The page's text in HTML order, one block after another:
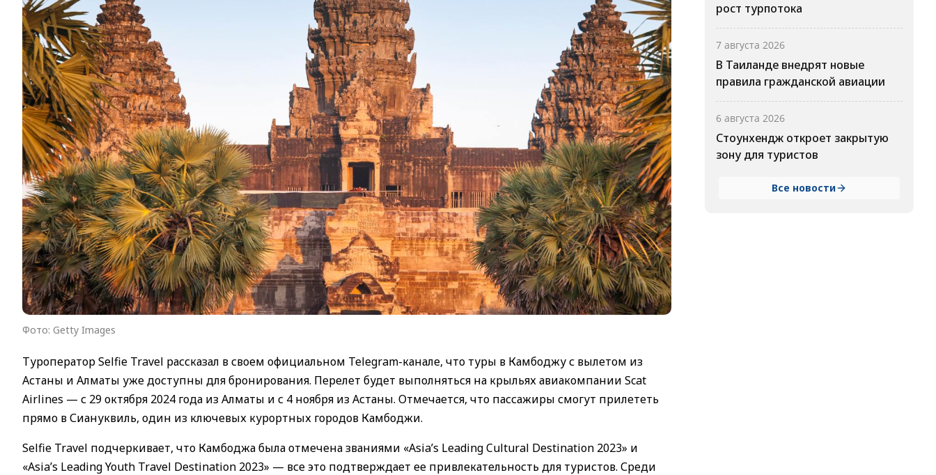
Фото: Getty Images
Туроператор Selfie Travel рассказал в своем официальном Telegram-канале, что туры в Камбоджу с вылетом из
Астаны и Алматы уже доступны для бронирования. Перелет будет выполняться на крыльях авиакомпании Scat
Airlines — с 29 октября 2024 года из Алматы и с 4 ноября из Астаны. Отмечается, что пассажиры смогут прилететь
прямо в Сиануквиль, один из ключевых курортных городов Камбоджи.
Selfie Travel подчеркивает, что Камбоджа была отмечена званиями «Asia’s Leading Cultural Destination 2023» и
«Asia’s Leading Youth Travel Destination 2023» — все это подтверждает ее привлекательность для туристов. Среди
рост турпотока
7 августа 2026
В Таиланде внедрят новые
правила гражданской авиации
6 августа 2026
Стоунхендж откроет закрытую
зону для туристов
Все новости